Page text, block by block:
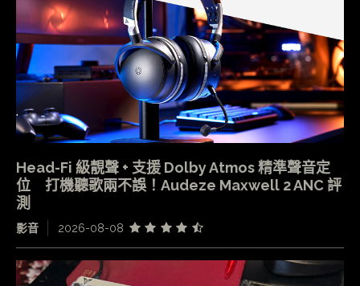
Head-Fi 級靚聲 + 支援 Dolby Atmos 精準聲音定
位 打機聽歌兩不誤！Audeze Maxwell 2 ANC 評
測
影音 2026-08-08